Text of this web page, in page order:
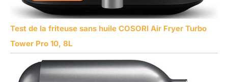
Test de la friteuse sans huile COSORI Air Fryer Turbo
Tower Pro 10, 8L